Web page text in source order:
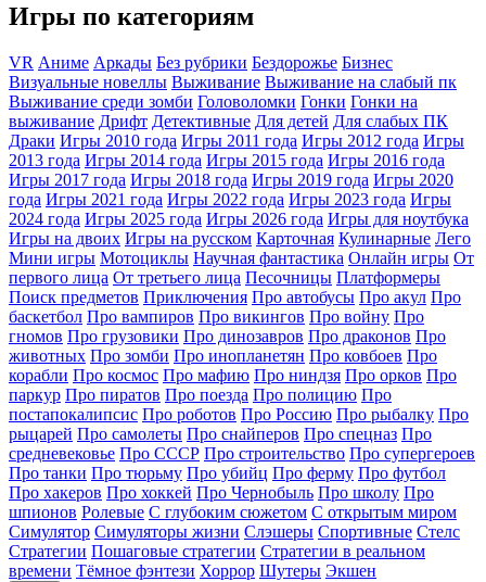
Игры по категориям
VR Аниме Аркады Без рубрики Бездорожье Бизнес
Визуальные новеллы Выживание Выживание на слабый пк
Выживание среди зомби Головоломки Гонки Гонки на
выживание Дрифт Детективные Для детей Для слабых ПК
Драки Игры 2010 года Игры 2011 года Игры 2012 года Игры
2013 года Игры 2014 года Игры 2015 года Игры 2016 года
Игры 2017 года Игры 2018 года Игры 2019 года Игры 2020
года Игры 2021 года Игры 2022 года Игры 2023 года Игры
2024 года Игры 2025 года Игры 2026 года Игры для ноутбука
Игры на двоих Игры на русском Карточная Кулинарные Лего
Мини игры Мотоциклы Научная фантастика Онлайн игры От
первого лица От третьего лица Песочницы Платформеры
Поиск предметов Приключения Про автобусы Про акул Про
баскетбол Про вампиров Про викингов Про войну Про
гномов Про грузовики Про динозавров Про драконов Про
животных Про зомби Про инопланетян Про ковбоев Про
корабли Про космос Про мафию Про ниндзя Про орков Про
паркур Про пиратов Про поезда Про полицию Про
постапокалипсис Про роботов Про Россию Про рыбалку Про
рыцарей Про самолеты Про снайперов Про спецназ Про
средневековье Про СССР Про строительство Про супергероев
Про танки Про тюрьму Про убийц Про ферму Про футбол
Про хакеров Про хоккей Про Чернобыль Про школу Про
шпионов Ролевые С глубоким сюжетом С открытым миром
Симулятор Симуляторы жизни Слэшеры Спортивные Стелс
Стратегии Пошаговые стратегии Стратегии в реальном
времени Тёмное фэнтези Хоррор Шутеры Экшен